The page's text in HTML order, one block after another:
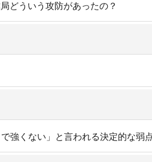
どういう攻防があったの？
強くない」と言われる決定的な弱